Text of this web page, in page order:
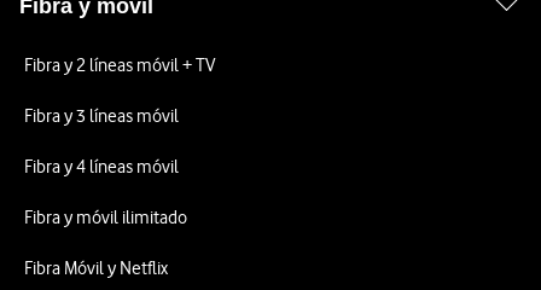
Fibra y móvil
Fibra y 2 líneas móvil + TV
Fibra y 3 líneas móvil
Fibra y 4 líneas móvil
Fibra y móvil ilimitado
Fibra Móvil y Netflix